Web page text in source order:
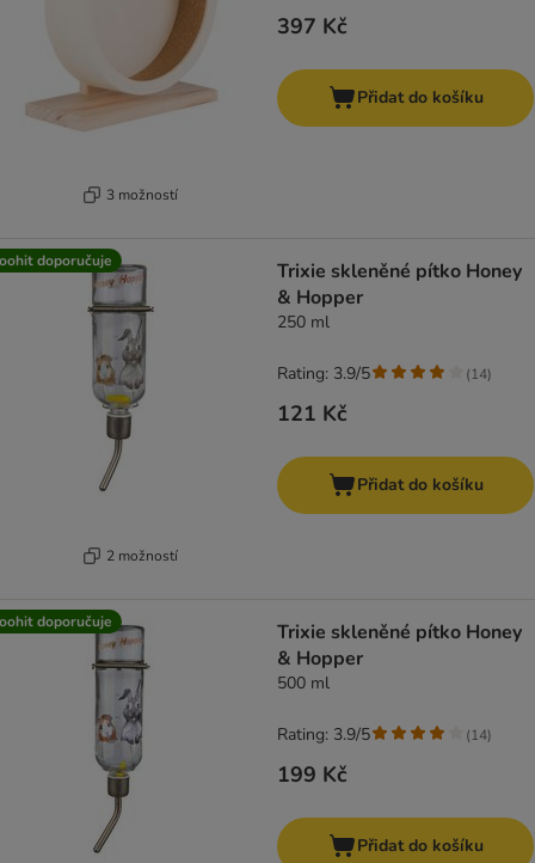
3 možností
397 Kč
Přidat do košíku
doporučuje
2 možností
Trixie skleněné pítko Honey
& Hopper
250 ml
121 Kč
Rating: 3.9/5 (14)
Přidat do košíku
doporučuje
Trixie skleněné pítko Honey
& Hopper
500 ml
199 Kč
Rating: 3.9/5 (14)
Přidat do košíku